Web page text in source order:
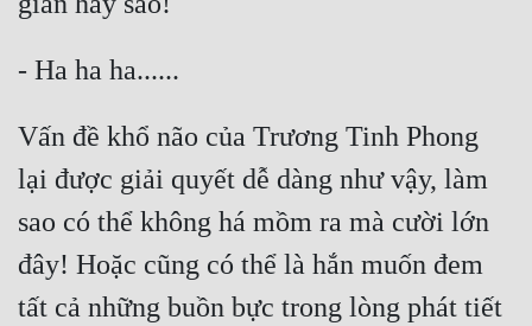
Vấn đề khổ não của Trương Tinh Phong
lại được giải quyết dễ dàng như vậy, làm
sao có thể không há mồm ra mà cười lớn
đây! Hoặc cũng có thể là hắn muốn đem
tất cả những buồn bực trong lòng phát tiết